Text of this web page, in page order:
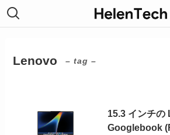
Lenovo – tag –
15.3 インチの
Googlebook